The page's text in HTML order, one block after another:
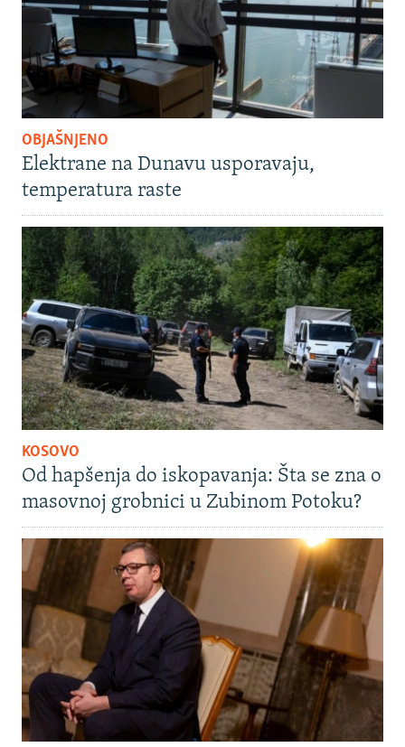
OBJAŠNJENO
Elektrane na Dunavu usporavaju,
temperatura raste
KOSOVO
Od hapšenja do iskopavanja: Šta se zna o
masovnoj grobnici u Zubinom Potoku?